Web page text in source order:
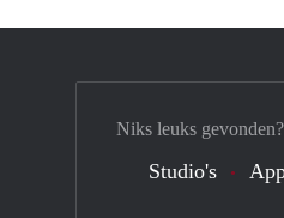
Niks leuks
Studio's